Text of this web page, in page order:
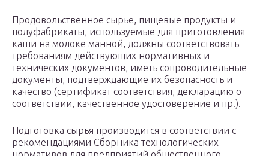
Продовольственное сырье, пищевые продукты и
полуфабрикаты, используемые для приготовления
каши на молоке манной, должны соответствовать
требованиям действующих нормативных и
технических документов, иметь сопроводительные
документы, подтверждающие их безопасность и
качество (сертификат соответствия, декларацию о
соответствии, качественное удостоверение и пр.).
Подготовка сырья производится в соответствии с
рекомендациями Сборника технологических